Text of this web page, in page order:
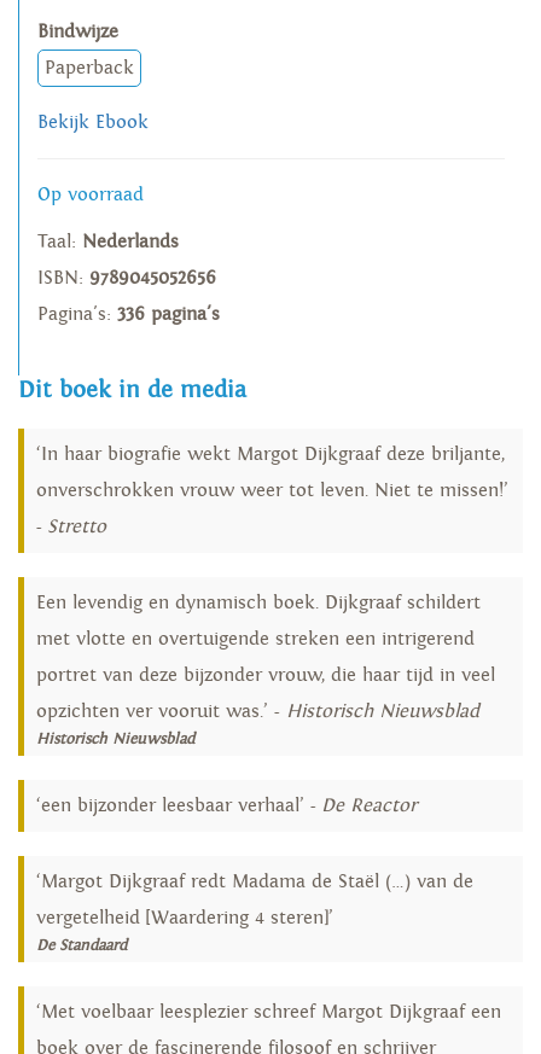
Bindwijze
Paperback
Bekijk Ebook
Op voorraad
Taal: Nederlands
ISBN: 9789045052656
Pagina's: 336 pagina's
Dit boek in de media
‘In haar biografie wekt Margot Dijkgraaf deze briljante,
onverschrokken vrouw weer tot leven. Niet te missen!’
- Stretto
Een levendig en dynamisch boek. Dijkgraaf schildert
met vlotte en overtuigende streken een intrigerend
portret van deze bijzonder vrouw, die haar tijd in veel
opzichten ver vooruit was.’ - Historisch Nieuwsblad
Historisch Nieuwsblad
‘een bijzonder leesbaar verhaal’ - De Reactor
‘Margot Dijkgraaf redt Madama de Staël (…) van de
vergetelheid [Waardering 4 steren]’
De Standaard
‘Met voelbaar leesplezier schreef Margot Dijkgraaf een
boek over de fascinerende filosoof en schrijver